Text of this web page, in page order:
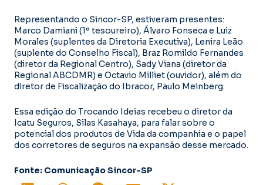
Representando o Sincor-SP, estiveram presentes:
Marco Damiani (1º tesoureiro), Álvaro Fonseca e Luiz
Morales (suplentes da Diretoria Executiva), Lenira Leão
(suplente do Conselho Fiscal), Braz Romildo Fernandes
(diretor da Regional Centro), Sady Viana (diretor da
Regional ABCDMR) e Octavio Milliet (ouvidor), além do
diretor de Fiscalização do Ibracor, Paulo Meinberg.
Essa edição do Trocando Ideias recebeu o diretor da
Icatu Seguros, Silas Kasahaya, para falar sobre o
potencial dos produtos de Vida da companhia e o papel
dos corretores de seguros na expansão desse mercado.
Fonte: Comunicação Sincor-SP